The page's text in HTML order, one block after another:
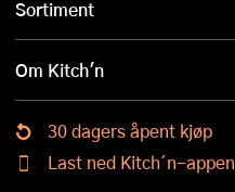
Sortiment
Om Kitch'n
30 dagers åpent kjøp
Last ned Kitch´n-appen